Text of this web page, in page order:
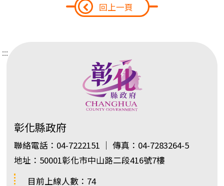
回上一頁
:::
彰化縣政府
聯絡電話：04-7222151 ｜ 傳真：04-7283264-5
地址：50001彰化市中山路二段416號7樓
目前上線人數：74